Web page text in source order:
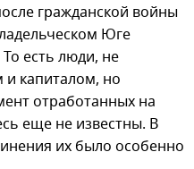
гражданской войны
Юге
есть люди, не
капиталом, но
отработанных на
еще не известны. В
их было особенно